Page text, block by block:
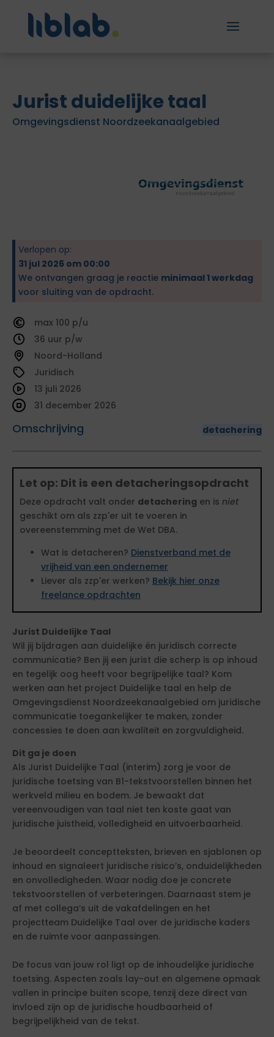
Jurist duidelijke taal
Omgevingsdienst Noordzeekanaalgebied
Verlopen op:
31 jul 2026 om 00:00
We ontvangen graag je reactie minimaal 1 werkdag
voor sluiting van de opdracht.
100
36
Noord-Holland
Juridisch
Omschrijving detachering
13 juli 2026
31 december 2026
Let op: Dit is een detacheringsopdracht
Deze opdracht valt onder detachering en is niet
geschikt om als zzp'er uit te voeren in
overeenstemming met de Wet DBA.
Wat is detacheren? Dienstverband met de
vrijheid van een ondernemer
Liever als zzp'er werken? Bekijk hier onze
freelance opdrachten
Jurist Duidelijke Taal
Wil jij bijdragen aan duidelijke én juridisch correcte
communicatie? Ben jij een jurist die scherp is op inhoud
en tegelijk oog heeft voor begrijpelijke taal? Kom
werken aan het project Duidelijke taal en help de
Omgevingsdienst Noordzeekanaalgebied om juridische
communicatie toegankelijker te maken, zonder
concessies te doen aan kwaliteit en zorgvuldigheid.
Dit ga je doen
Als Jurist Duidelijke Taal (interim) zorg je voor de
juridische toetsing van B1-tekstvoorstellen binnen het
werkveld milieu en bodem. Je bewaakt dat
vereenvoudigen van taal niet ten koste gaat van
juridische juistheid, volledigheid en uitvoerbaarheid.
Je beoordeelt conceptteksten, brieven en sjablonen op
inhoud en signaleert juridische risico’s, onduidelijkheden
en onvolledigheden. Waar nodig doe je concrete
tekstvoorstellen of verbeteringen. Daarnaast stem je
af met collega’s uit de vakafdelingen en het
projectteam Duidelijke Taal over de juridische kaders
en de ruimte voor aanpassingen.
De focus van jouw rol ligt op de inhoudelijke juridische
toetsing. Aspecten zoals lay-out en algemene opmaak
vallen in principe buiten scope, tenzij deze direct van
invloed zijn op de juridische houdbaarheid of
begrijpelijkheid van de tekst.